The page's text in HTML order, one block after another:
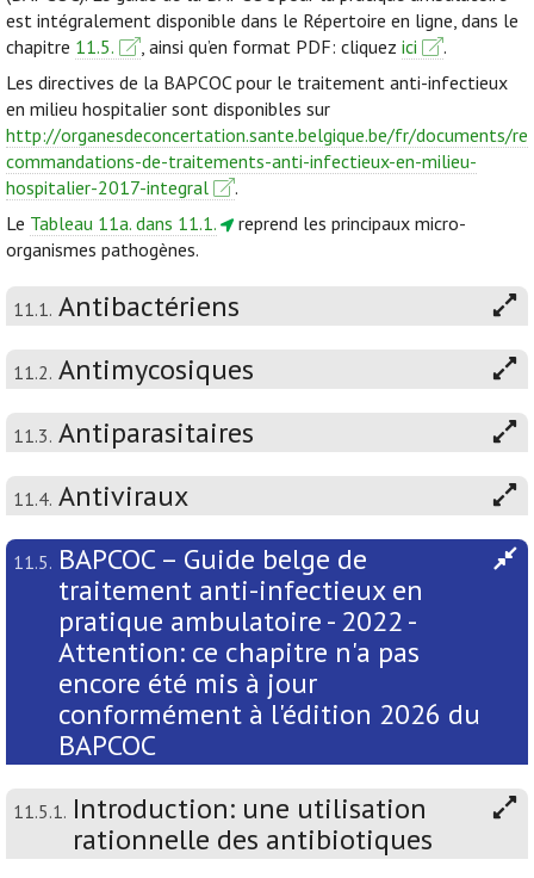
est intégralement disponible dans le Répertoire en ligne, dans le
chapitre 11.5. , ainsi qu’en format PDF: cliquez ici
.
Les directives de la BAPCOC pour le traitement anti-infectieux
en milieu hospitalier sont disponibles sur
http://organesdeconcertation.sante.belgique.be/fr/documents/re
commandations-de-traitements-anti-infectieux-en-milieu-
hospitalier-2017-integral
.
Le Tableau 11a. dans 11.1.
reprend les principaux micro-
organismes pathogènes.
11.1. Antibactériens
11.2. Antimycosiques
11.3. Antiparasitaires
11.4. Antiviraux
11.5. BAPCOC – Guide belge de
traitement anti-infectieux en
pratique ambulatoire - 2022 -
Attention: ce chapitre n'a pas
encore été mis à jour
conformément à l'édition 2026 du
BAPCOC
11.5.1. Introduction: une utilisation
rationnelle des antibiotiques